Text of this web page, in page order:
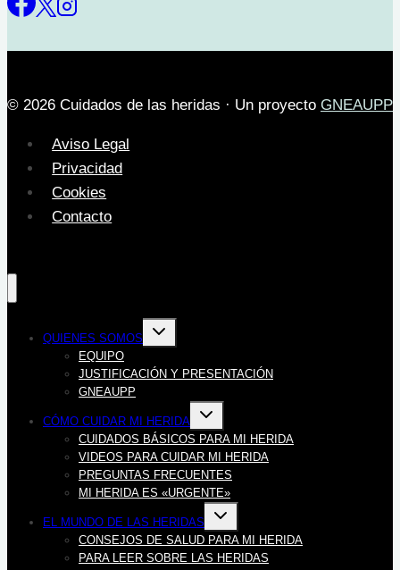
© 2026 Cuidados de las heridas · Un proyecto GNEAUPP
Aviso Legal
Privacidad
Cookies
Contacto
QUIENES SOMOS
Alternar
EQUIPO
JUSTIFICACIÓN Y PRESENTACIÓN
GNEAUPP
CÓMO CUIDAR MI HERIDA
Alternar
hijo
CUIDADOS BÁSICOS PARA MI HERIDA
VIDEOS PARA CUIDAR MI HERIDA
PREGUNTAS FRECUENTES
MI HERIDA ES «URGENTE»
EL MUNDO DE LAS HERIDAS
Alternar
hijo
CONSEJOS DE SALUD PARA MI HERIDA
PARA LEER SOBRE LAS HERIDAS